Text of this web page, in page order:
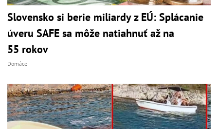
Slovensko si berie miliardy z EÚ: Splácanie
úveru SAFE sa môže natiahnuť až na
55 rokov
Domáce